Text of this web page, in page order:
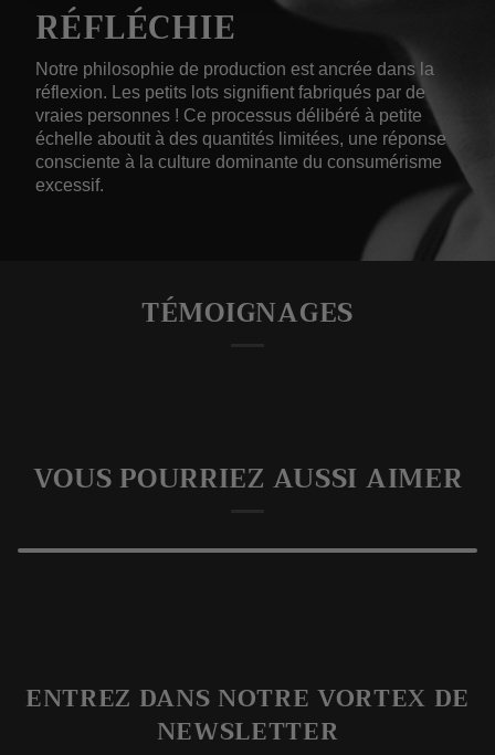
RÉFLÉCHIE
Notre philosophie de production est ancrée dans la
réflexion. Les petits lots signifient fabriqués par de
vraies personnes ! Ce processus délibéré à petite
échelle aboutit à des quantités limitées, une réponse
consciente à la culture dominante du consumérisme
excessif.
TÉMOIGNAGES
VOUS POURRIEZ AUSSI AIMER
ENTREZ DANS NOTRE VORTEX DE
NEWSLETTER